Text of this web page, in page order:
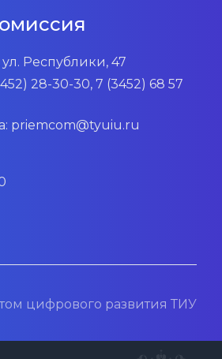
Республики, 47
28-30-30, 7 (3452) 68 57
priemcom@tyuiu.ru
цифрового развития ТИУ